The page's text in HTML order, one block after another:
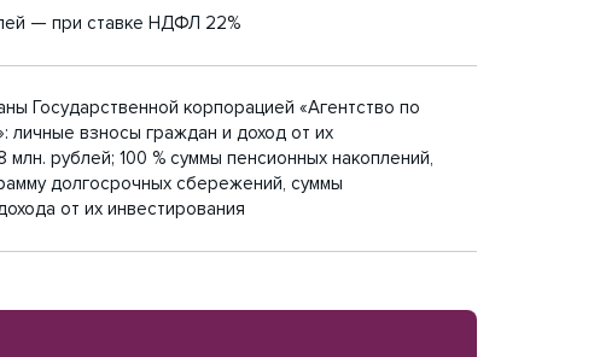
— при ставке НДФЛ 22%
Государственной корпорацией «Агентство по
личные взносы граждан и доход от их
млн. рублей; 100 % суммы пенсионных накоплений,
долгосрочных сбережений, суммы
от их инвестирования